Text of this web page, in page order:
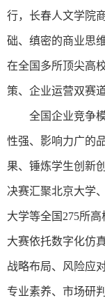
行，长春人文学院
础、缜密的商业思
在全国多所顶尖高
策、企业运营双赛
全国企业竞争模
性强、影响力广的
果、锤炼学生创新
决赛汇聚北京大学
大学等全国275所高
大赛依托数字化仿
战略布局、风险应
专业素养、市场研